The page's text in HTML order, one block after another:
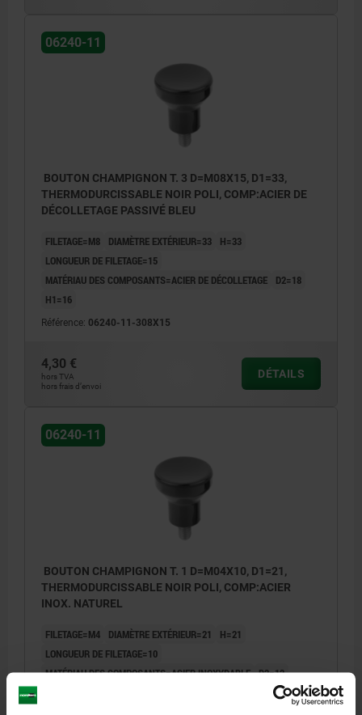
06240-11
BOUTON CHAMPIGNON T. 3 D=M08X15, D1=33,
THERMODURCISSABLE NOIR POLI, COMP:ACIER DE
DÉCOLLETAGE PASSIVÉ BLEU
FILETAGE=M8 DIAMÈTRE EXTÉRIEUR=33
H=33
LONGUEUR DE FILETAGE=15
MATÉRIAU DES COMPOSANTS=ACIER DE DÉCOLLETAGE
D2=18
H1=16
Référence: 06240-11-308X15
4,30 €
hors TVA
hors frais d’envoi
DÉTAILS
06240-11
BOUTON CHAMPIGNON T. 1 D=M04X10, D1=21,
THERMODURCISSABLE NOIR POLI, COMP:ACIER
INOX. NATUREL
FILETAGE=M4 DIAMÈTRE EXTÉRIEUR=21
H=21
LONGUEUR DE FILETAGE=10
MATÉRIAU DES COMPOSANTS=ACIER INOXYDABLE D2=12